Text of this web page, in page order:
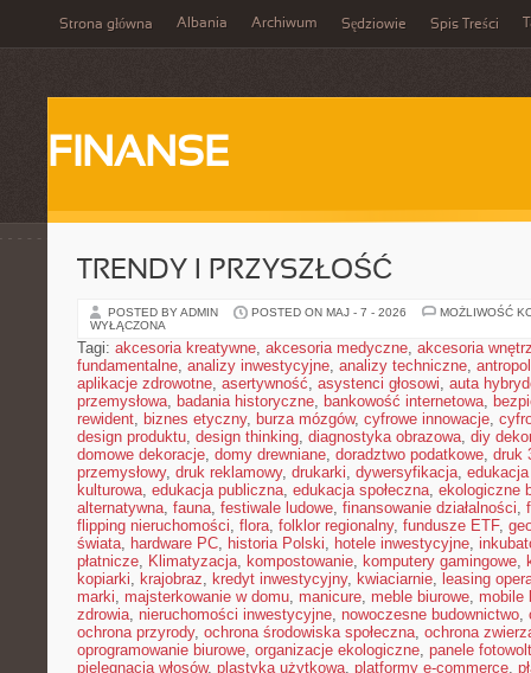
Strona główna Albania Archiwum Sędziowie Spis Treści
FINANSE
TRENDY I PRZYSZŁOŚĆ
POSTED BY ADMIN POSTED ON MAJ - 7 - 2026
MOŻLIWOŚĆ
WYŁĄCZONA
Tagi: akcesoria kreatywne, akcesoria medyczne, akcesoria
fundamentalne, analizy inwestycyjne, analizy techniczne,
aplikacje zdrowotne, asertywność, asystenci głosowi, auta
przemysłowa, badania historyczne, bankowość internetowa,
rewident, biznes etyczny, burza mózgów, cyfrowe innowacje,
design produktu, design thinking, diagnostyka obrazowa, diy
domowe dekoracje, domy drewniane, doradztwo podatkowe, druk
przemysłowy, druk reklamowy, drukarki, dywersyfikacja,
kulturowa, edukacja publiczna, edukacja społeczna, ekologiczne
alternatywna, fauna, festiwale ludowe, finansowanie działalności,
flipping nieruchomości, flora, folklor regionalny, fundusze ETF,
świata, hardware PC, historia Polski, hotele inwestycyjne,
płatnicze, Klimatyzacja, kompostowanie, komputery gamingowe,
kopiarki, krajobraz, kredyt inwestycyjny, kwiaciarnie, leasing
marki, majsterkowanie w domu, manicure, meble biurowe, mobile
zdrowia, nieruchomości inwestycyjne, nowoczesne budownictwo,
ochrona przyrody, ochrona środowiska społeczna, ochrona
oprogramowanie biurowe, organizacje ekologiczne, panele
pielęgnacja włosów, plastyka użytkowa, platformy e-commerce,